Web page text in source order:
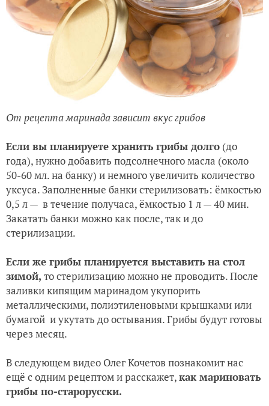
От рецепта маринада зависит вкус грибов
Если вы планируете хранить грибы долго (до
года), нужно добавить подсолнечного масла (около
50-60 мл. на банку) и немного увеличить количество
уксуса. Заполненные банки стерилизовать: ёмкостью
0,5 л — в течение получаса, ёмкостью 1 л — 40 мин.
Закатать банки можно как после, так и до
стерилизации.
Если же грибы планируется выставить на стол
зимой, то стерилизацию можно не проводить. После
заливки кипящим маринадом укупорить
металлическими, полиэтиленовыми крышками или
бумагой и укутать до остывания. Грибы будут готовы
через месяц.
В следующем видео Олег Кочетов познакомит нас
ещё с одним рецептом и расскажет,как мариновать
грибы по-старорусски.